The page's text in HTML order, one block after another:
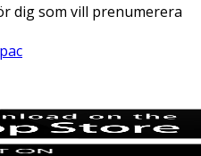
dig som vill prenumerera